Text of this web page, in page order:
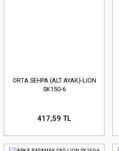
ORTA SEHPA (ALT AYAK)-LION
SK150-6
417,59 TL